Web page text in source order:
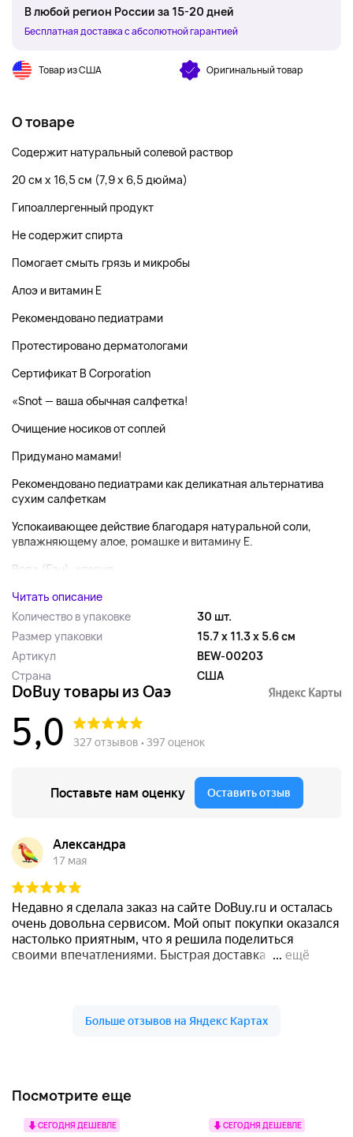
В любой регион России за 15-20 дней
Бесплатная доставка с абсолютной гарантией
Товар из США Оригинальный товар
О товаре
Содержит натуральный солевой раствор
20 см x 16,5 см (7,9 x 6,5 дюйма)
Гипоаллергенный продукт
Не содержит спирта
Помогает смыть грязь и микробы
Алоэ и витамин E
Рекомендовано педиатрами
Протестировано дерматологами
Сертификат B Corporation
«Snot — ваша обычная салфетка!
Очищение носиков от соплей
Придумано мамами!
Рекомендовано педиатрами как деликатная альтернатива
сухим салфеткам
Успокаивающее действие благодаря натуральной соли,
увлажняющему алое, ромашке и витамину E.
Вода (Eau), хлорид...
Читать описание
Количество в упаковке
30 шт.
Размер упаковки
15.7 x 11.3 x 5.6 см
Артикул
BEW-00203
Страна
США
Посмотрите еще
СЕГОДНЯ ДЕШЕВЛЕ СЕГОДНЯ ДЕШЕВЛЕ